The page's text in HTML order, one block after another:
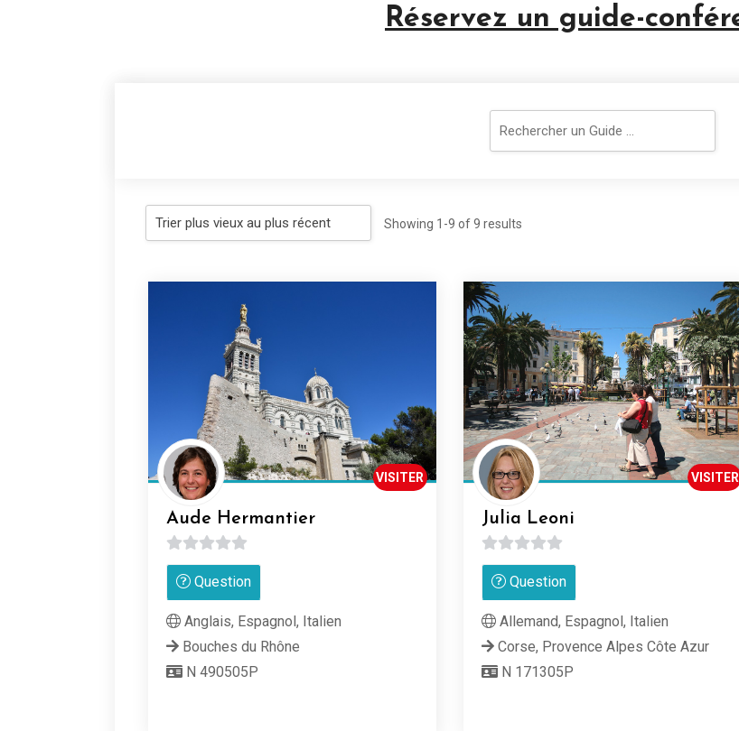
Réservez un guide-
Showing 1-9 of 9 results
Aude Hermantier
0
sur Question
VISITER
Anglais, Espagnol, Italien
Bouches du Rhône
N 490505P
Julia Leoni
0
sur Question
VISITER
Allemand, Espagnol, Italien
Corse, Provence Alpes Côte Azur
N 171305P